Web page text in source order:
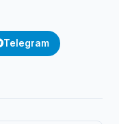
Telegram